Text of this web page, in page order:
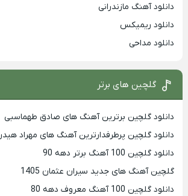
دانلود آهنگ مازندرانی
دانلود ریمیکس
دانلود مداحی
گلچین های برتر
دانلود گلچین برترین آهنگ های صادق طهماسبی
دانلود گلچین پرطرفدارترین آهنگ های مهراد هیدن
دانلود گلچین 100 آهنگ برتر دهه 90
گلچین آهنگ های جدید سیران عثمان 1405
دانلود گلچین 100 آهنگ معروف دهه 80